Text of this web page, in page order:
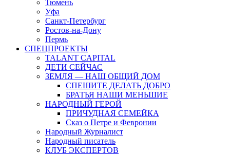
Тюмень
Уфа
Санкт-Петербург
Ростов-на-Дону
Пермь
СПЕЦПРОЕКТЫ
TALANT CAPITAL
ДЕТИ СЕЙЧАС
ЗЕМЛЯ — НАШ ОБЩИЙ ДОМ
СПЕШИТЕ ДЕЛАТЬ ДОБРО
БРАТЬЯ НАШИ МЕНЬШИЕ
НАРОДНЫЙ ГЕРОЙ
ПРИЧУДНАЯ СЕМЕЙКА
Сказ о Петре и Февронии
Народный Журналист
Народный писатель
КЛУБ ЭКСПЕРТОВ